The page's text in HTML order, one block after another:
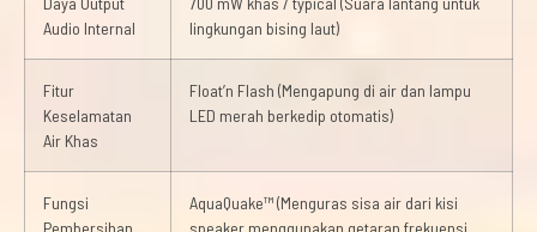
Audio Internal
lingkungan bising laut)
Fitur
Keselamatan
Air Khas
Float’n Flash (Mengapung di air dan lampu
LED merah berkedip otomatis)
Fungsi
AquaQuake™ (Menguras sisa air dari kisi